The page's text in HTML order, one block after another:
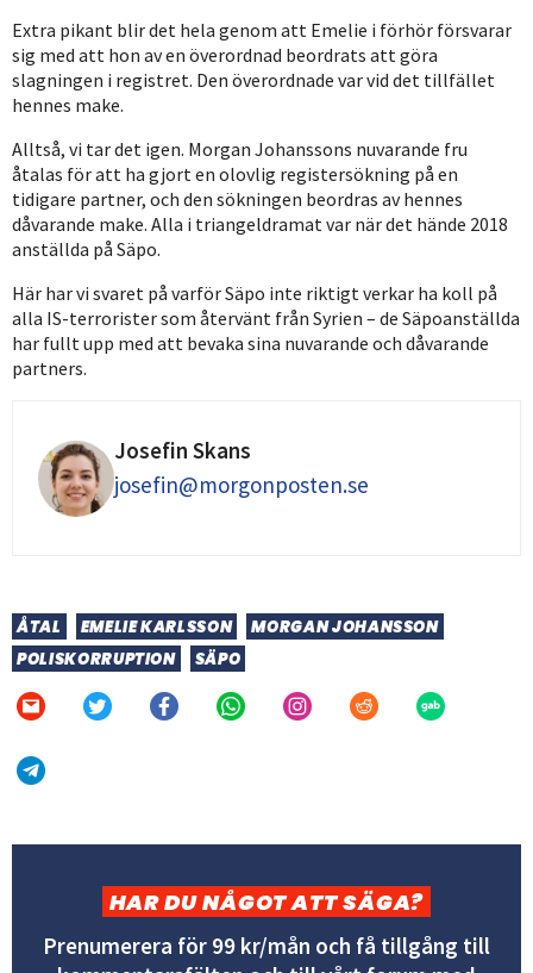
Extra pikant blir det hela genom att Emelie i förhör försvarar
sig med att hon av en överordnad beordrats att göra
slagningen i registret. Den överordnade var vid det tillfället
hennes make.
Alltså, vi tar det igen. Morgan Johanssons nuvarande fru
åtalas för att ha gjort en olovlig registersökning på en
tidigare partner, och den sökningen beordras av hennes
dåvarande make. Alla i triangeldramat var när det hände 2018
anställda på Säpo.
Här har vi svaret på varför Säpo inte riktigt verkar ha koll på
alla IS-terrorister som återvänt från Syrien – de Säpoanställda
har fullt upp med att bevaka sina nuvarande och dåvarande
partners.
Josefin Skans
josefin@morgonposten.se
ÅTAL EMELIE KARLSSON
MORGAN JOHANSSON
POLISKORRUPTION
SÄPO
HAR DU NÅGOT ATT SÄGA?
Prenumerera för 99 kr/mån och få tillgång till